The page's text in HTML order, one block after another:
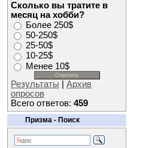
Сколько вы тратите в
месяц на хобби?
Более 250$
50-250$
25-50$
10-25$
Менее 10$
Результаты
Архив
опросов
Всего ответов: 459
Призма - Поиск